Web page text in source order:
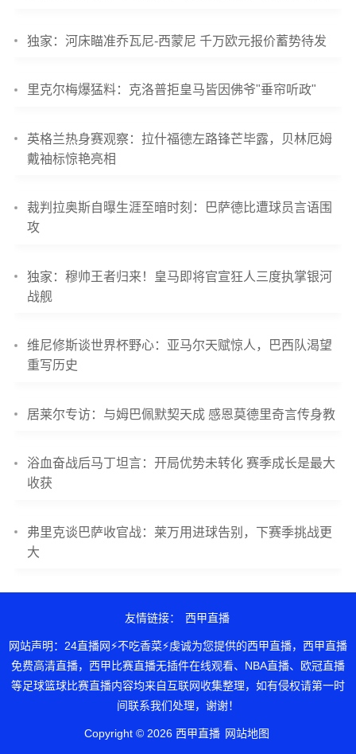
独家：河床瞄准乔瓦尼-西蒙尼 千万欧元报价蓄势待发
里克尔梅爆猛料：克洛普拒皇马皆因佛爷"垂帘听政"
英格兰热身赛观察：拉什福德左路锋芒毕露，贝林厄姆
戴袖标惊艳亮相
裁判拉奥斯自曝生涯至暗时刻：巴萨德比遭球员言语围
攻
独家：穆帅王者归来！皇马即将官宣狂人三度执掌银河
战舰
维尼修斯谈世界杯野心：亚马尔天赋惊人，巴西队渴望
重写历史
居莱尔专访：与姆巴佩默契天成 感恩莫德里奇言传身教
浴血奋战后马丁坦言：开局优势未转化 赛季成长是最大
收获
弗里克谈巴萨收官战：莱万用进球告别，下赛季挑战更
大
友情链接： 西甲直播
网站声明：24直播网⚡不吃香菜⚡虔诚为您提供的西甲直播，西甲直播
免费高清直播，西甲比赛直播无插件在线观看、NBA直播、欧冠直播
等足球篮球比赛直播内容均来自互联网收集整理，如有侵权请第一时
间联系我们处理，谢谢！
Copyright © 2026 西甲直播 网站地图